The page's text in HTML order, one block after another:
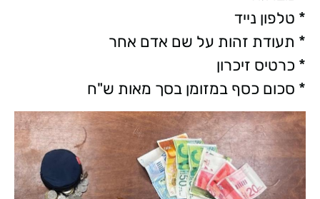
* טלפון נייד
* תעודת זהות על שם אדם אחר
* כרטיס זיכרון
* סכום כסף במזומן בסך מאות ש"ח